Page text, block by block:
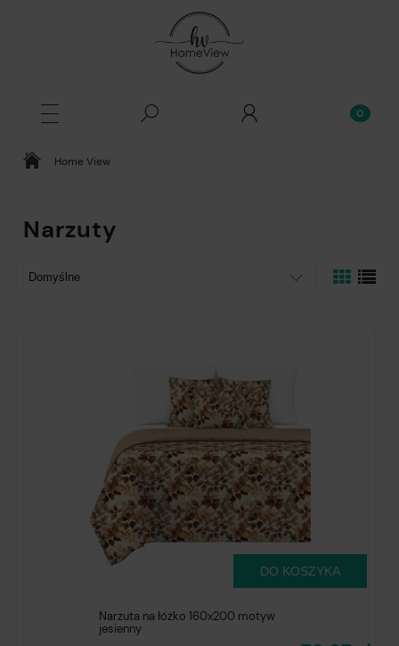
Home View
Narzuty
Narzuta na łóżko 160x200 motyw
jesienny
DO KOSZYKA